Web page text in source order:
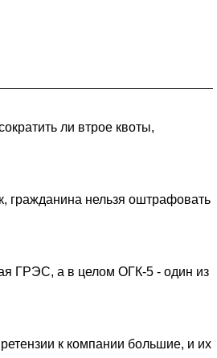
ли втрое квоты,
гражданина нельзя оштрафовать
ГРЭС, а в целом ОГК-5 - один из
к компании большие, и их